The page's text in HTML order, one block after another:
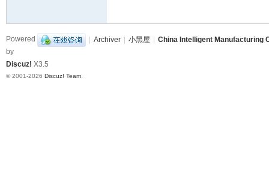
战
赛
B
B
| Archiver | 小黑屋 | China Intelligent Manufacturing
Powered
by
Discuz! X3.5
© 2001-2026 Discuz! Team